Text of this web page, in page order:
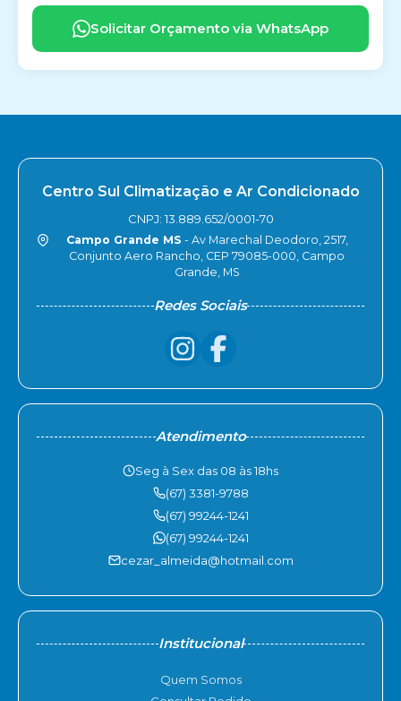
Solicitar Orçamento via WhatsApp
Centro Sul Climatização e Ar Condicionado
CNPJ: 13.889.652/0001-70
Campo Grande MS - Av Marechal Deodoro, 2517,
Conjunto Aero Rancho, CEP 79085-000, Campo
Grande, MS
Redes Sociais
Atendimento
Seg à Sex das 08 às 18hs
(67) 3381-9788
(67) 99244-1241
(67) 99244-1241
cezar_almeida@hotmail.com
Institucional
Quem Somos